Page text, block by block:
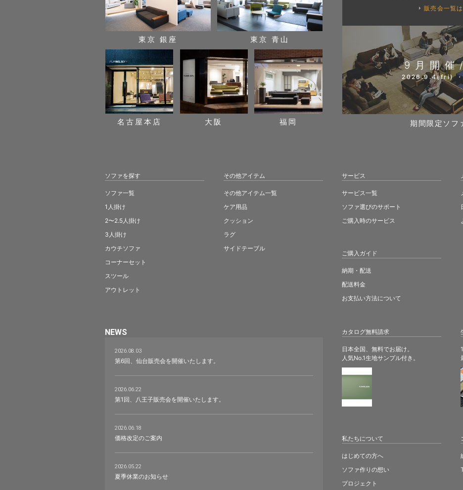
カタログ無料請求
日本全国、無料でお届け。
人気No.1生地サンプル付き。
東京 銀座 東京 青山
名古屋本店 大阪 福岡
販売会一覧
9月開
2026.9.4(fri)
期間限定ソフ
ソファを探す
ソファ一覧
1人掛け
2〜2.5人掛け
3人掛け
カウチソファ
コーナーセット
スツール
アウトレット
その他アイテム
その他アイテム一覧
ケア用品
クッション
ラグ
サイドテーブル
サービス
サービス一覧
ソファ選びのサポート
ご購入時のサービス
ご購入ガイド
納期・配送
配送料金
お支払い方法について
NEWS
2026.08.03
第6回、仙台販売会を開催いたします。
2026.06.22
第1回、八王子販売会を開催いたします。
2026.06.18
価格改定のご案内
2026.05.22
夏季休業のお知らせ
私たちについて
はじめての方へ
ソファ作りの想い
プロジェクト